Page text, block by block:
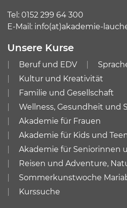
Tel: 0152 299 64 300
E-Mail: info(at)akademie-
Unsere Kurse
Beruf und EDV
Kultur und Kreativität
Familie und Gesellschaft
Wellness, Gesundheit und
Akademie für Frauen
Akademie für Kids und
Akademie für Seniorinnen
Reisen und Adventure,
Sommerkunstwoche
Kurssuche